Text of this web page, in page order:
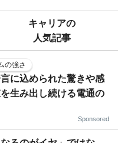
キャリアの
人気記事
の強さ
言に込められた驚きや感
生み出し続ける電通の
Sponsored